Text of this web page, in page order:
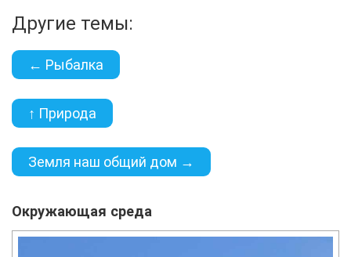
Другие темы:
← Рыбалка
↑ Природа
Земля наш общий дом →
Окружающая среда